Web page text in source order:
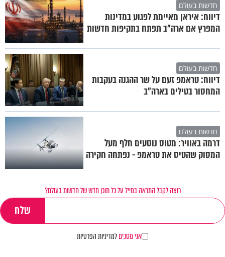
חדשות בעולם
דיווח: איראן מאיימת לפגוע במדינות
המפרץ אם ארה"ב תפתח בתקיפות חדשות
חדשות בעולם
דיווח: טראמפ זעם על שר ההגנה בעקבות
המחסור בטילים בארה"ב
חדשות בעולם
דרמה באוויר: מטוס נוסעים חלף מעל
המסוק שהטיס את טראמפ - נפתחה חקירה
רוצה לקבל התראה במייל על כל תוכן חדש של חדשות בעולם?
אני מסכיםלמדיניות הפרטיות